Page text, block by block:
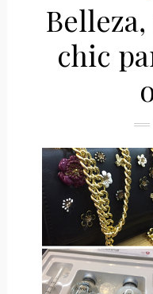
chic